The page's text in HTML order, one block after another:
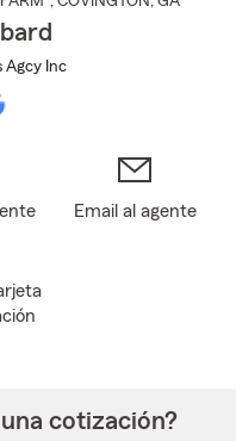
Agcy Inc
Email al agente
cotización?